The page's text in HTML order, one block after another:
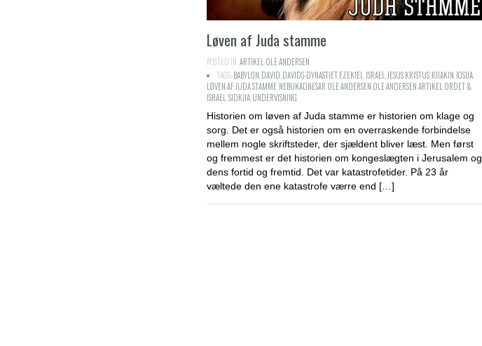
Løven af Juda stamme
POSTED IN:ARTIKEL OLE ANDERSEN
TAGS:BABYLON DAVID DAVIDS-DYNASTIET,EZEKIEL ISRAEL JESUS KRISTUS, JOJAKIN JOSIJA,
LØVEN AF JUDA STAMME, NEBUKADNESAR OLE ANDERSEN OLE ANDERSEN ARTIKEL ORDET &
ISRAEL SIDKIJA, UNDERVISNING
Historien om løven af Juda stamme er historien om klage og
sorg. Det er også historien om en overraskende forbindelse
mellem nogle skriftsteder, der sjældent bliver læst. Men først
og fremmest er det historien om kongeslægten i Jerusalem og
dens fortid og fremtid. Det var katastrofetider. På 23 år
væltede den ene katastrofe værre end […]